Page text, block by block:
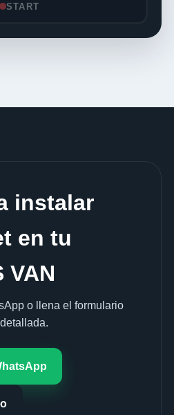
START
instalar
en tu
VAN
o llena el formulario